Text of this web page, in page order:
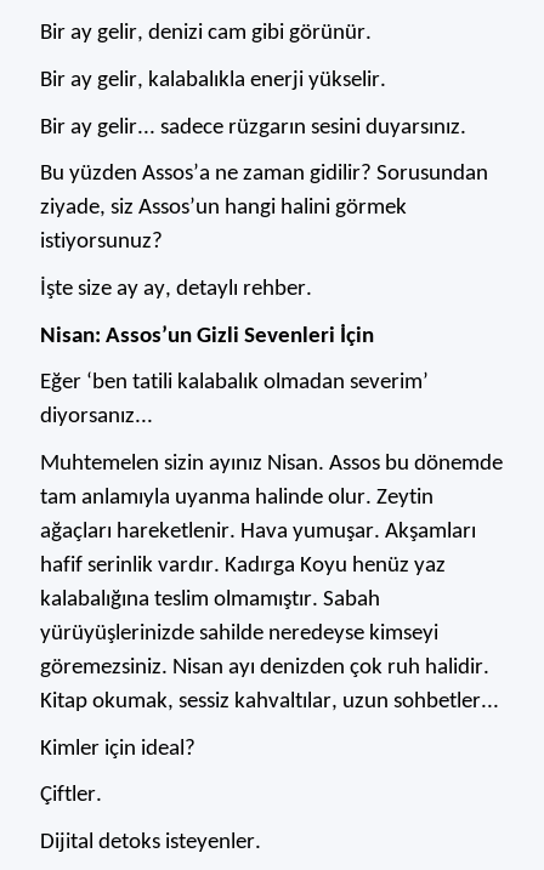
Bir ay gelir, denizi cam gibi görünür.
Bir ay gelir, kalabalıkla enerji yükselir.
Bir ay gelir... sadece rüzgarın sesini duyarsınız.
Bu yüzden Assos’a ne zaman gidilir? Sorusundan
ziyade, siz Assos’un hangi halini görmek
istiyorsunuz?
İşte size ay ay, detaylı rehber.
Nisan: Assos’un Gizli Sevenleri İçin
Eğer ‘ben tatili kalabalık olmadan severim’
diyorsanız...
Muhtemelen sizin ayınız Nisan. Assos bu dönemde
tam anlamıyla uyanma halinde olur. Zeytin
ağaçları hareketlenir. Hava yumuşar. Akşamları
hafif serinlik vardır. Kadırga Koyu henüz yaz
kalabalığına teslim olmamıştır. Sabah
yürüyüşlerinizde sahilde neredeyse kimseyi
göremezsiniz. Nisan ayı denizden çok ruh halidir.
Kitap okumak, sessiz kahvaltılar, uzun sohbetler...
Kimler için ideal?
Çiftler.
Dijital detoks isteyenler.